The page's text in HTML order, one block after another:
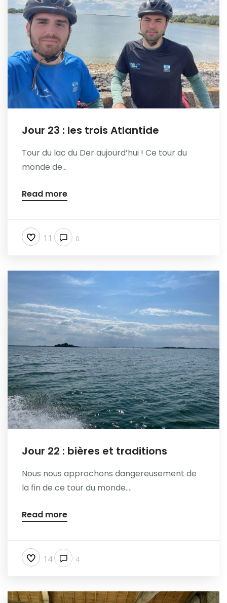
Jour 23 : les trois Atlantide
Tour du lac du Der aujourd’hui ! Ce tour du
monde de...
Read more
11 0
Jour 22 : bières et traditions
Nous nous approchons dangereusement de
la fin de ce tour du monde....
Read more
14 4